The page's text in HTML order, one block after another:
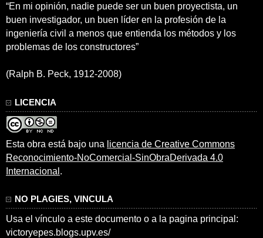
“En mi opinión, nadie puede ser un buen proyectista, un
buen investigador, un buen líder en la profesión de la
ingeniería civil a menos que entienda los métodos y los
problemas de los constructores”
(Ralph B. Peck, 1912-2008)
LICENCIA
Esta obra está bajo una licencia de Creative Commons
Reconocimiento-NoComercial-SinObraDerivada 4.0
Internacional .
NO PLAGIES, VINCULA
Usa el vínculo a este documento o a la pagina principal:
victoryepes.blogs.upv.es/